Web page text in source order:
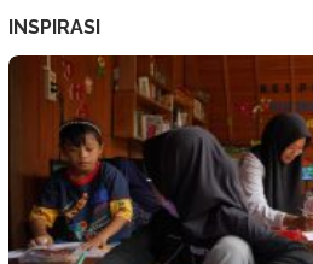
INSPIRASI